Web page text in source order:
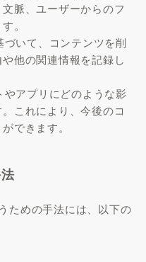
脈、ユーザーからのフ
。
いて、コンテンツを削
他の関連情報を記録し
アプリにどのような影
これにより、今後のコ
できます。
ための手法には、以下の